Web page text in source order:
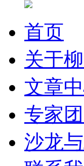
首页
关于
文章
专家
沙龙